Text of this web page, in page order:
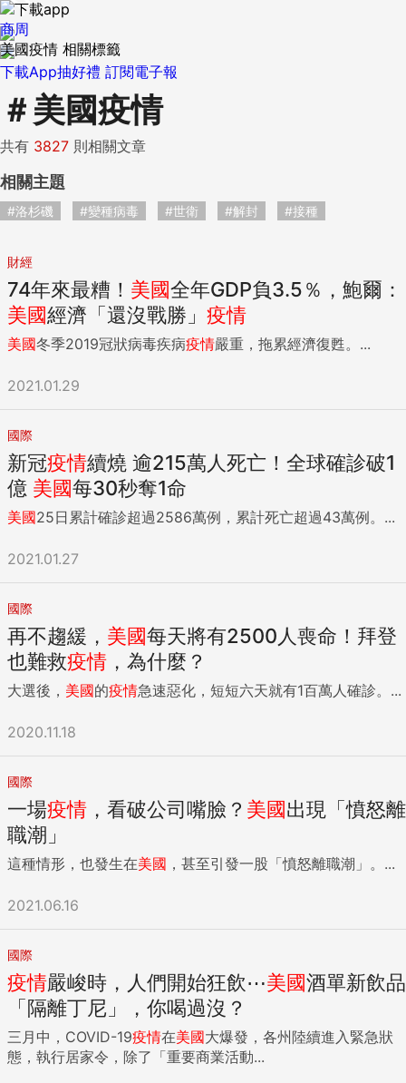
下載App抽好禮 訂閱電子報
商周
美國疫情 相關標籤
＃ 美國疫情
共有 3827 則相關文章
相關主題
#洛杉磯 #變種病毒 #世衛 #解封 #接種
財經
74年來最糟！ 美國全年GDP負3.5％，鮑爾：
美國經濟「還沒戰勝」 疫情
美國冬季2019冠狀病毒疾病疫情嚴重，拖累經濟復甦。...
2021.01.29
國際
新冠疫情續燒 逾215萬人死亡！全球確診破1
億 美國每30秒奪1命
美國25日累計確診超過2586萬例，累計死亡超過43萬例。...
2021.01.27
國際
再不趨緩， 美國每天將有2500人喪命！拜登
也難救疫情 ，為什麼？
大選後， 美國的疫情急速惡化，短短六天就有1百萬人確診。...
2020.11.18
國際
一場疫情 ，看破公司嘴臉？ 美國出現「憤怒離
職潮」
這種情形，也發生在美國 ，甚至引發一股「憤怒離職潮」。...
2021.06.16
國際
疫情嚴峻時，人們開始狂飲⋯美國酒單新飲品
「隔離丁尼」，你喝過沒？
三月中，COVID-19疫情在美國大爆發，各州陸續進入緊急狀
態，執行居家令，除了「重要商業活動...